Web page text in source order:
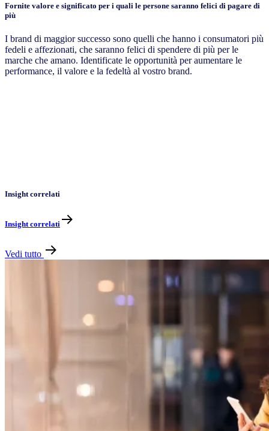
Fornite valore e significato per i quali le persone saranno felici di pagare di
più
I brand di maggior successo sono quelli che hanno i consumatori più
fedeli e affezionati, che saranno felici di spendere di più per le
marche che amano. Identificate le opportunità per aumentare le
performance, il valore e la fedeltà al vostro brand.
Insight correlati
Insight correlati
Vedi tutto